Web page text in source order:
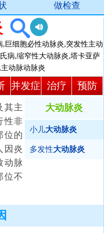
做检查
巨细胞必性动脉炎,突发性主动
病,缩窄性大动脉炎,塔卡亚萨
动脉动脉炎
并发症 治疗 预防
大动脉炎
小儿大动脉炎
多发性大动脉炎
主
性非
位的
因炎
动脉
位不